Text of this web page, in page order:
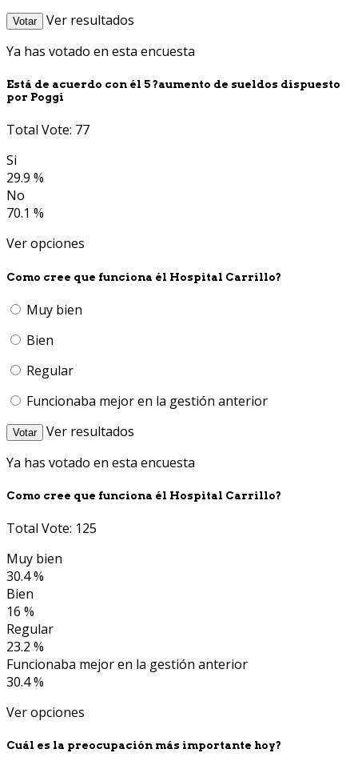
Votar
Ver resultados
Ya has votado en esta encuesta
Está de acuerdo con él 5 ?aumento de sueldos dispuesto
por Poggi
Total Vote: 77
Si
29.9 %
No
70.1 %
Ver opciones
Como cree que funciona él Hospital Carrillo?
Muy bien
Bien
Regular
Funcionaba mejor en la gestión anterior
Votar
Ver resultados
Ya has votado en esta encuesta
Como cree que funciona él Hospital Carrillo?
Total Vote: 125
Muy bien
30.4 %
Bien
16 %
Regular
23.2 %
Funcionaba mejor en la gestión anterior
30.4 %
Ver opciones
Cuál es la preocupación más importante hoy?